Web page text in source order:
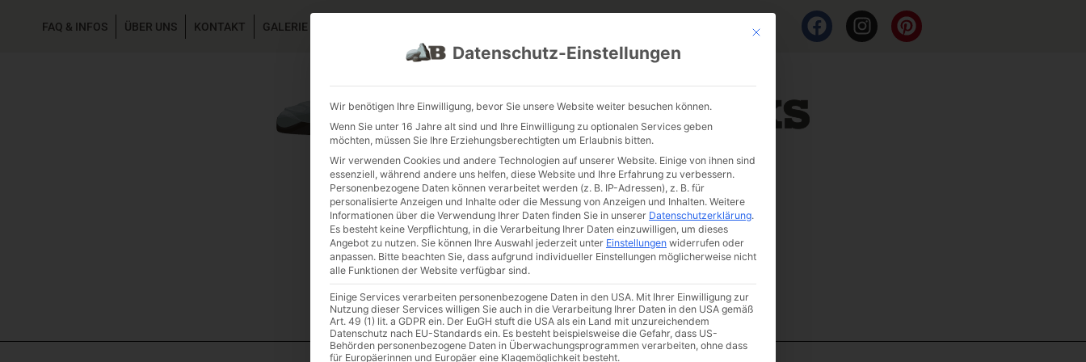
FAQ & INFOS ÜBER UNS KONTAKT GALERIE GARTENPROJEKTE Mit diesem Button wird der Dialog geschlossen. Seine Funktionalität ist
Datenschutz-Einstellungen
Wir benötigen Ihre Einwilligung, bevor Sie unsere Website weiter besuchen können.
Wenn Sie unter 16 Jahre alt sind und Ihre Einwilligung zu optionalen Services geben
möchten, müssen Sie Ihre Erziehungsberechtigten um Erlaubnis bitten.
Wir verwenden Cookies und andere Technologien auf unserer Website. Einige von ihnen sind
essenziell, während andere uns helfen, diese Website und Ihre Erfahrung zu verbessern.
Personenbezogene Daten können verarbeitet werden (z. B. IP-Adressen), z. B. für
personalisierte Anzeigen und Inhalte oder die Messung von Anzeigen und Inhalten. Weitere
Informationen über die Verwendung Ihrer Daten finden Sie in unserer Datenschutzerklärung.
Es besteht keine Verpflichtung, in die Verarbeitung Ihrer Daten einzuwilligen, um dieses
Angebot zu nutzen. Sie können Ihre Auswahl jederzeit unter Einstellungen widerrufen oder
anpassen. Bitte beachten Sie, dass aufgrund individueller Einstellungen möglicherweise nicht
alle Funktionen der Website verfügbar sind.
Einige Services verarbeiten personenbezogene Daten in den USA. Mit Ihrer Einwilligung zur
Nutzung dieser Services willigen Sie auch in die Verarbeitung Ihrer Daten in den USA gemäß
Art. 49 (1) lit. a GDPR ein. Der EuGH stuft die USA als ein Land mit unzureichendem
Datenschutz nach EU-Standards ein. Es besteht beispielsweise die Gefahr, dass US-
Behörden personenbezogene Daten in Überwachungsprogrammen verarbeiten, ohne dass
für Europäerinnen und Europäer eine Klagemöglichkeit besteht.